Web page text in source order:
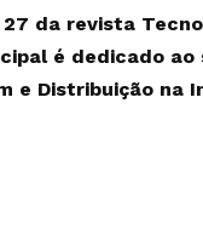
27 da revista
é dedicado ao
e Distribuição na